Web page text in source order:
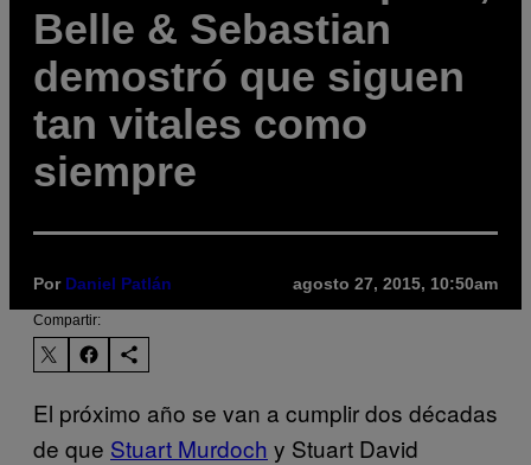
Belle & Sebastian
demostró que siguen
tan vitales como
siempre
Por Daniel Patlán agosto 27, 2015, 10:50am
Compartir:
El próximo año se van a cumplir dos décadas
de que Stuart Murdoch y Stuart David